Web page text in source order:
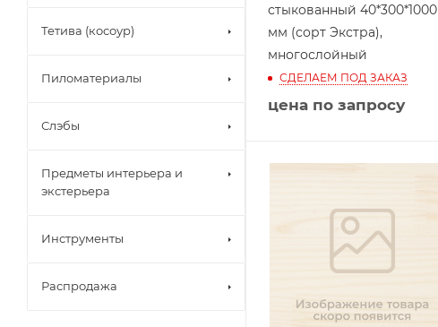
стыкованный 40*300*1000
мм (сорт Экстра),
многослойный
СДЕЛАЕМ ПОД ЗАКАЗ
цена по запросу
Тетива (косоур)
Пиломатериалы
Слэбы
Предметы интерьера и
экстерьера
Инструменты
Распродажа